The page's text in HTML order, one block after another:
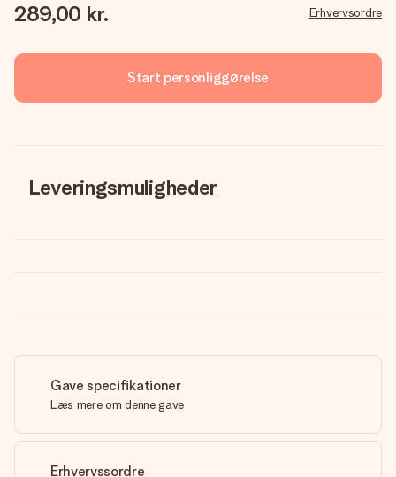
289,00 kr. Erhvervsordre
Start personliggørelse
Leveringsmuligheder
Gave specifikationer
Læs mere om denne gave
Erhvervssordre